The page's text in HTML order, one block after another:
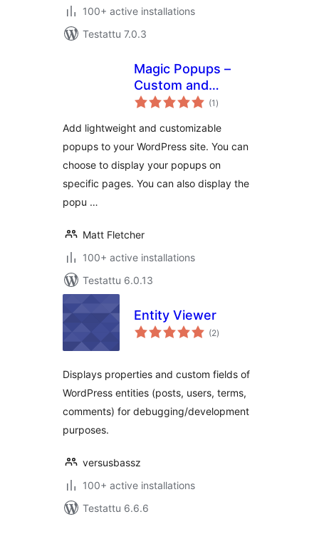
100+ active installations
Testattu 7.0.3
Magic Popups –
Custom and
Lightweight (1 arvosanat
yhteensä
)
Add lightweight and customizable
popups to your WordPress site. You can
choose to display your popups on
specific pages. You can also display the
popu …
Matt Fletcher
100+ active installations
Testattu 6.0.13
Entity Viewer
(2arvosanat
yhteensä
)
Displays properties and custom fields of
WordPress entities (posts, users, terms,
comments) for debugging/development
purposes.
versusbassz
100+ active installations
Testattu 6.6.6